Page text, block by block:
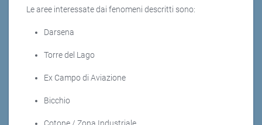
Le aree interessate dai fenomeni descritti sono:
Darsena
Torre del Lago
Ex Campo di Aviazione
Bicchio